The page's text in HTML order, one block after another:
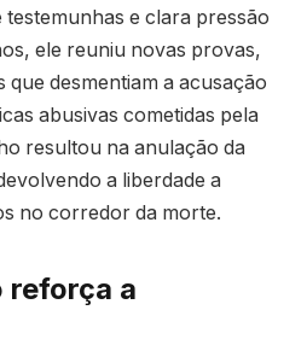
e clara pressão
ele reuniu novas provas,
desmentiam a acusação
abusivas cometidas pela
resultou na anulação da
a liberdade a
no corredor da morte.
reforça a